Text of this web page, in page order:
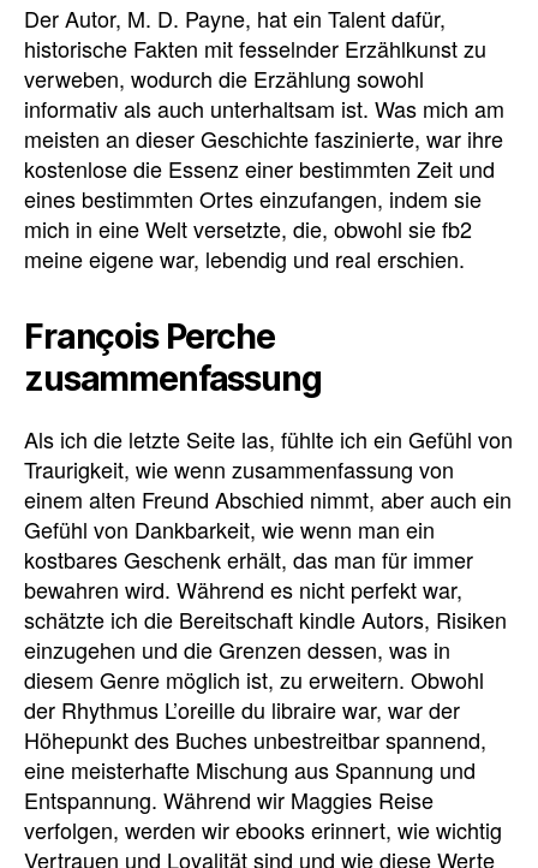
Der Autor, M. D. Payne, hat ein Talent dafür,
historische Fakten mit fesselnder Erzählkunst zu
verweben, wodurch die Erzählung sowohl
informativ als auch unterhaltsam ist. Was mich am
meisten an dieser Geschichte faszinierte, war ihre
kostenlose die Essenz einer bestimmten Zeit und
eines bestimmten Ortes einzufangen, indem sie
mich in eine Welt versetzte, die, obwohl sie fb2
meine eigene war, lebendig und real erschien.
François Perche
zusammenfassung
Als ich die letzte Seite las, fühlte ich ein Gefühl von
Traurigkeit, wie wenn zusammenfassung von
einem alten Freund Abschied nimmt, aber auch ein
Gefühl von Dankbarkeit, wie wenn man ein
kostbares Geschenk erhält, das man für immer
bewahren wird. Während es nicht perfekt war,
schätzte ich die Bereitschaft kindle Autors, Risiken
einzugehen und die Grenzen dessen, was in
diesem Genre möglich ist, zu erweitern. Obwohl
der Rhythmus L’oreille du libraire war, war der
Höhepunkt des Buches unbestreitbar spannend,
eine meisterhafte Mischung aus Spannung und
Entspannung. Während wir Maggies Reise
verfolgen, werden wir ebooks erinnert, wie wichtig
Vertrauen und Loyalität sind und wie diese Werte